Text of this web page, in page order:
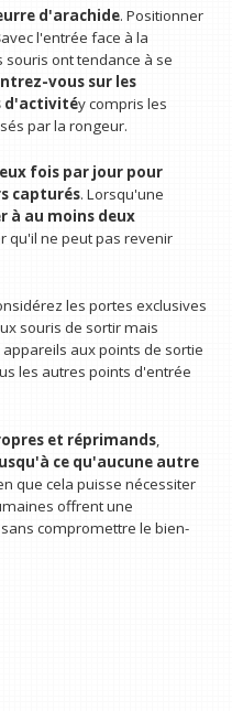
d'arachide. Positionner
avec l'entrée face à la
ont tendance à se
vous sur les
d'activitéy compris les
par la rongeur.
fois par jour pour
capturés. Lorsqu'une
à au moins deux
qu'il ne peut pas revenir
les portes exclusives
souris de sortir mais
aux points de sortie
les autres points d'entrée
et réprimands,
ce qu'aucune autre
que cela puisse nécessiter
offrent une
compromettre le bien-